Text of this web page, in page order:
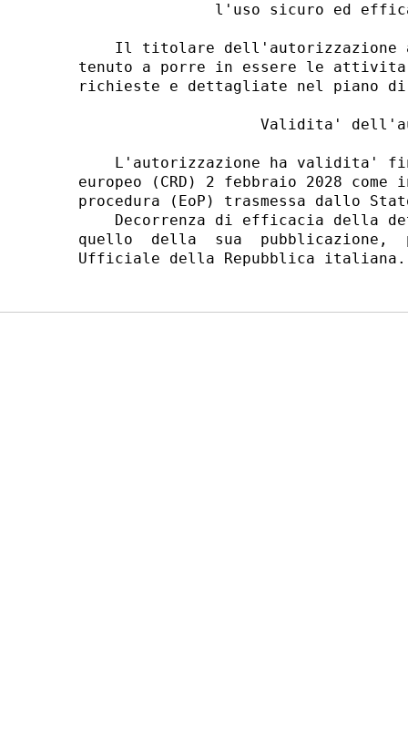
l'uso sicuro ed
Il titolare dell'autorizzazione
tenuto a porre in essere le
richieste e dettagliate nel piano
Validita'
L'autorizzazione ha validita'
europeo (CRD) 2 febbraio 2028
procedura (EoP) trasmessa dallo
Decorrenza di efficacia della
quello  della  sua